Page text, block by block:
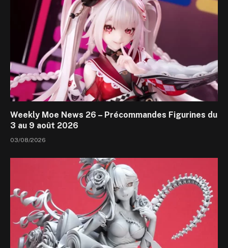
Weekly Moe News 26 – Précommandes Figurines du
3 au 9 août 2026
03/08/2026